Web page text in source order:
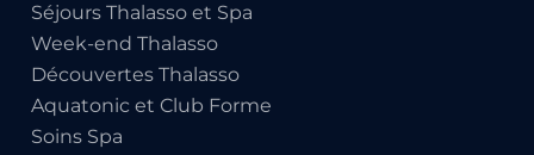
Séjours Thalasso et Spa
Week-end Thalasso
Découvertes Thalasso
Aquatonic et Club Forme
Soins Spa